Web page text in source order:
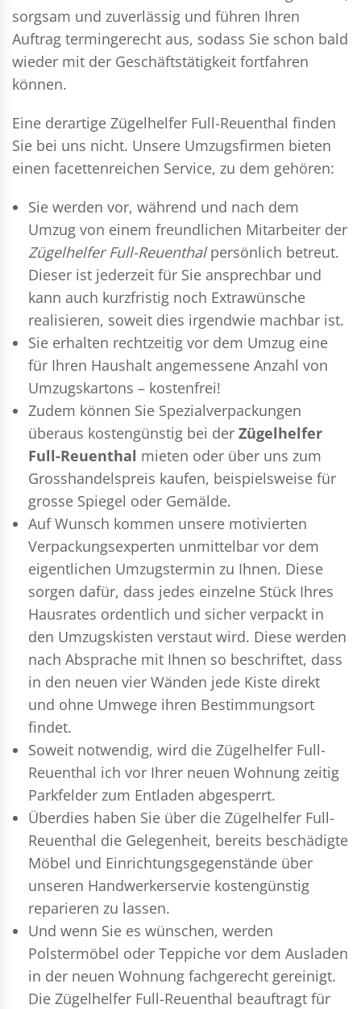
sorgsam und zuverlässig und führen Ihren
Auftrag termingerecht aus, sodass Sie schon bald
wieder mit der Geschäftstätigkeit fortfahren
können.
Eine derartige Zügelhelfer Full-Reuenthal finden
Sie bei uns nicht. Unsere Umzugsfirmen bieten
einen facettenreichen Service, zu dem gehören:
Sie werden vor, während und nach dem
Umzug von einem freundlichen Mitarbeiter der
Zügelhelfer Full-Reuenthalpersönlich betreut.
Dieser ist jederzeit für Sie ansprechbar und
kann auch kurzfristig noch Extrawünsche
realisieren, soweit dies irgendwie machbar ist.
Sie erhalten rechtzeitig vor dem Umzug eine
für Ihren Haushalt angemessene Anzahl von
Umzugskartons – kostenfrei!
Zudem können Sie Spezialverpackungen
überaus kostengünstig bei der Zügelhelfer
Full-Reuenthal mieten oder über uns zum
Grosshandelspreis kaufen, beispielsweise für
grosse Spiegel oder Gemälde.
Auf Wunsch kommen unsere motivierten
Verpackungsexperten unmittelbar vor dem
eigentlichen Umzugstermin zu Ihnen. Diese
sorgen dafür, dass jedes einzelne Stück Ihres
Hausrates ordentlich und sicher verpackt in
den Umzugskisten verstaut wird. Diese werden
nach Absprache mit Ihnen so beschriftet, dass
in den neuen vier Wänden jede Kiste direkt
und ohne Umwege ihren Bestimmungsort
findet.
Soweit notwendig, wird die Zügelhelfer Full-
Reuenthal ich vor Ihrer neuen Wohnung zeitig
Parkfelder zum Entladen abgesperrt.
Überdies haben Sie über die Zügelhelfer Full-
Reuenthal die Gelegenheit, bereits beschädigte
Möbel und Einrichtungsgegenstände über
unseren Handwerkerservie kostengünstig
reparieren zu lassen.
Und wenn Sie es wünschen, werden
Polstermöbel oder Teppiche vor dem Ausladen
in der neuen Wohnung fachgerecht gereinigt.
Die Zügelhelfer Full-Reuenthal beauftragt für